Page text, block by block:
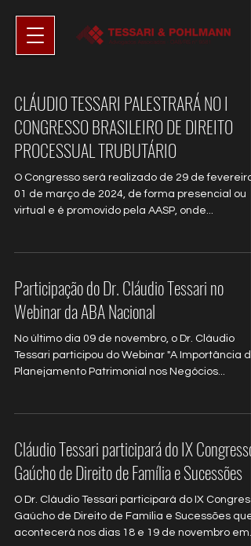
CLÁUDIO TESSARI PALESTRARÁ NO I
CONGRESSO BRASILEIRO DE DIREITO
PROCESSUAL TRUBUTÁRIO
O Congresso será realizado de 29 de fevereiro
01 de março de 2024, de forma presencial ou
virtual e é promovido pela AASP, onde...
Participação do Dr. Cláudio Tessari no
Webinar da ABA Nacional
No último dia 09 de novembro, o Dr. Cláudio
Tessari participou do Webinar "A Importância do
Planejamento Patrimonial nos Negócios...
Cláudio Tessari participará do IX Congresso
Gaúcho de Direito de Família e Sucessões
O Dr. Cláudio Tessari participará do IX
Gaúcho de Direito de Família e Sucessões que
acontecerá nos dias 18 e 19 de novembro em...